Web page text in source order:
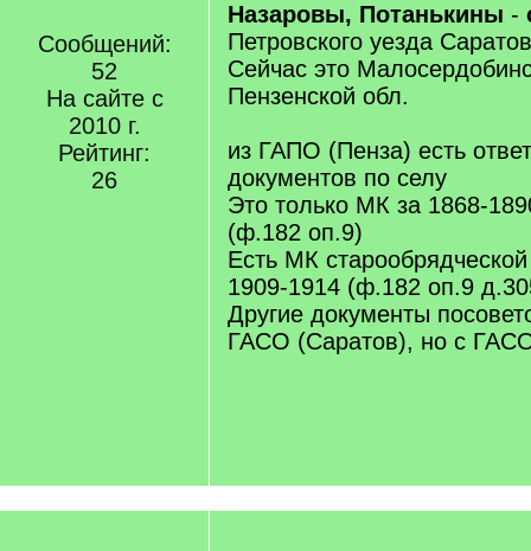
Сообщений:
52
На сайте с
2010 г.
Рейтинг:
26
Назаровы, Потанькины -
Петровского уезда
Сейчас это
Пензенской обл.
из ГАПО (Пенза) есть
документов по селу
Это только МК за 1868-
(ф.182 оп.9)
Есть МК
1909-1914 (ф.182 оп.9
Другие документы
ГАСО (Саратов), но с